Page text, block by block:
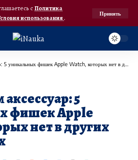
с Политика
использования.
Принять
фишек Apple Watch, которых нет в других смарт-часах
5
фишек Apple
нет в других